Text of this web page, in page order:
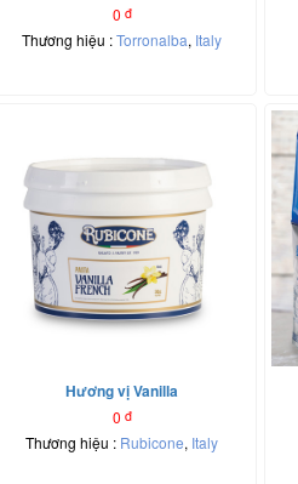
0 đ
Thương hiệu :Torronalba, Italy
Hương vị Vanilla
0 đ
Thương hiệu : Rubicone, Italy